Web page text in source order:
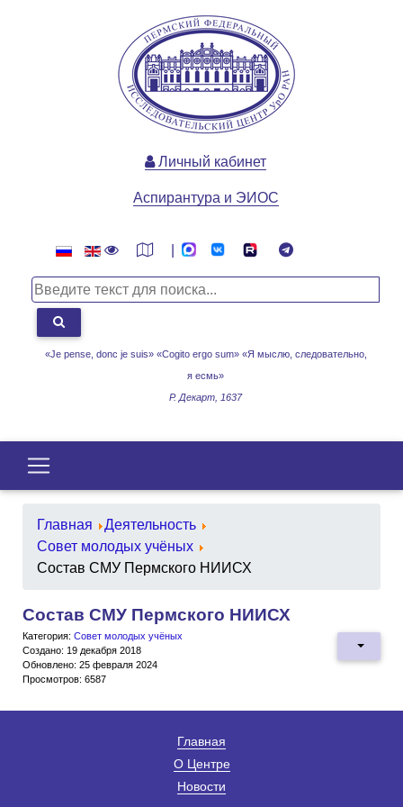
«Je pense, donc je suis» «Cogito ergo sum» «Я мыслю, следовательно,
я есмь»
Р. Декарт, 1637
Личный кабинет
Аспирантура и ЭИОС
Главная
Деятельность
Совет молодых учёных
Состав СМУ Пермского НИИСХ
Состав СМУ Пермского НИИСХ
Категория: Совет молодых учёных
Создано: 19 декабря 2018
Обновлено: 25 февраля 2024
Просмотров: 6587
Главная
О Центре
Новости